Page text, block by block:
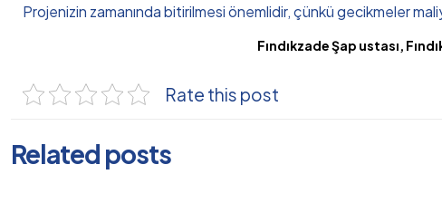
Projenizin zamanında bitirilmesi önemlidir, çünkü gecikmeler
Fındıkzade Şap ustası,
Rate this post
Related posts